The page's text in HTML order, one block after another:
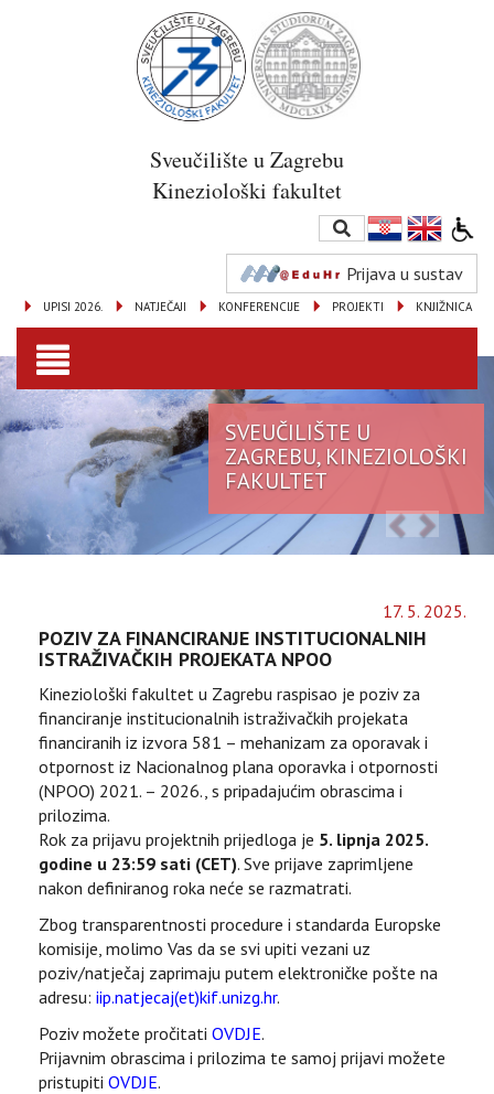
Sveučilište u Zagrebu
Kineziološki fakultet
Prijava u sustav
KNJIŽNICA
PROJEKTI
KONFERENCIJE
NATJEČAJI
UPISI 2026.
Toggle
navigation
SVEUČILIŠTE U
ZAGREBU, KINEZIOLOŠKI
FAKULTET
17. 5. 2025.
POZIV ZA FINANCIRANJE INSTITUCIONALNIH
ISTRAŽIVAČKIH PROJEKATA NPOO
Kineziološki fakultet u Zagrebu raspisao je poziv za
financiranje institucionalnih istraživačkih projekata
financiranih iz izvora 581 – mehanizam za oporavak i
otpornost iz Nacionalnog plana oporavka i otpornosti
(NPOO) 2021. – 2026., s pripadajućim obrascima i
prilozima.
Rok za prijavu projektnih prijedloga je 5. lipnja 2025.
godine u 23:59 sati (CET). Sve prijave zaprimljene
nakon definiranog roka neće se razmatrati.
Zbog transparentnosti procedure i standarda Europske
komisije, molimo Vas da se svi upiti vezani uz
poziv/natječaj zaprimaju putem elektroničke pošte na
adresu: iip.natjecaj(et)kif.unizg.hr.
Poziv možete pročitati OVDJE.
Prijavnim obrascima i prilozima te samoj prijavi možete
pristupiti OVDJE.